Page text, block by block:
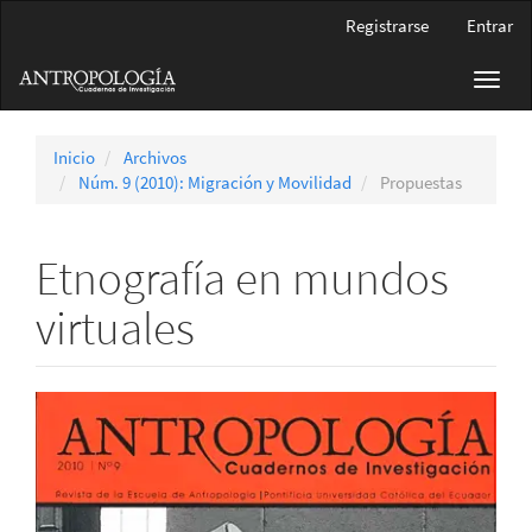
principal
Barra
Registrarse Entrar
Inicio
Archivos
Núm. 9 (2010): Migración y Movilidad
Propuestas
Etnografía en mundos
virtuales
Barra
lateral
del